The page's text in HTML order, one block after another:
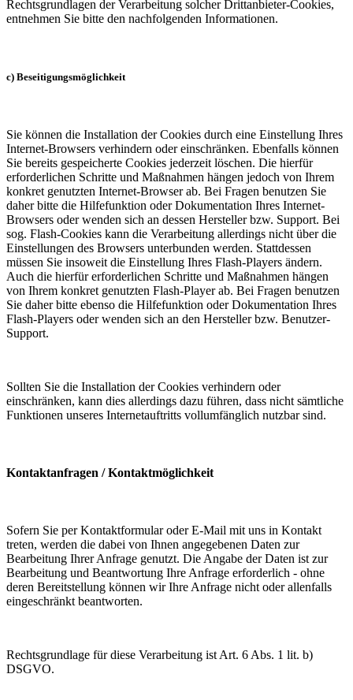
Rechtsgrundlagen der Verarbeitung solcher Drittanbieter-Cookies,
entnehmen Sie bitte den nachfolgenden Informationen.
c) Beseitigungsmöglichkeit
Sie können die Installation der Cookies durch eine Einstellung Ihres
Internet-Browsers verhindern oder einschränken. Ebenfalls können
Sie bereits gespeicherte Cookies jederzeit löschen. Die hierfür
erforderlichen Schritte und Maßnahmen hängen jedoch von Ihrem
konkret genutzten Internet-Browser ab. Bei Fragen benutzen Sie
daher bitte die Hilfefunktion oder Dokumentation Ihres Internet-
Browsers oder wenden sich an dessen Hersteller bzw. Support. Bei
sog. Flash-Cookies kann die Verarbeitung allerdings nicht über die
Einstellungen des Browsers unterbunden werden. Stattdessen
müssen Sie insoweit die Einstellung Ihres Flash-Players ändern.
Auch die hierfür erforderlichen Schritte und Maßnahmen hängen
von Ihrem konkret genutzten Flash-Player ab. Bei Fragen benutzen
Sie daher bitte ebenso die Hilfefunktion oder Dokumentation Ihres
Flash-Players oder wenden sich an den Hersteller bzw. Benutzer-
Support.
Sollten Sie die Installation der Cookies verhindern oder
einschränken, kann dies allerdings dazu führen, dass nicht sämtliche
Funktionen unseres Internetauftritts vollumfänglich nutzbar sind.
Kontaktanfragen / Kontaktmöglichkeit
Sofern Sie per Kontaktformular oder E-Mail mit uns in Kontakt
treten, werden die dabei von Ihnen angegebenen Daten zur
Bearbeitung Ihrer Anfrage genutzt. Die Angabe der Daten ist zur
Bearbeitung und Beantwortung Ihre Anfrage erforderlich - ohne
deren Bereitstellung können wir Ihre Anfrage nicht oder allenfalls
eingeschränkt beantworten.
Rechtsgrundlage für diese Verarbeitung ist Art. 6 Abs. 1 lit. b)
DSGVO.